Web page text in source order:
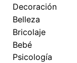
Decoración
Belleza
Bricolaje
Bebé
Psicología